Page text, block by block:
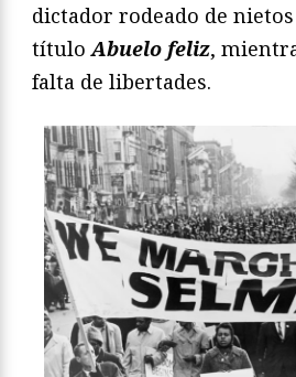
dictador rodeado de
títuloAbuelo feliz,
falta de libertades.